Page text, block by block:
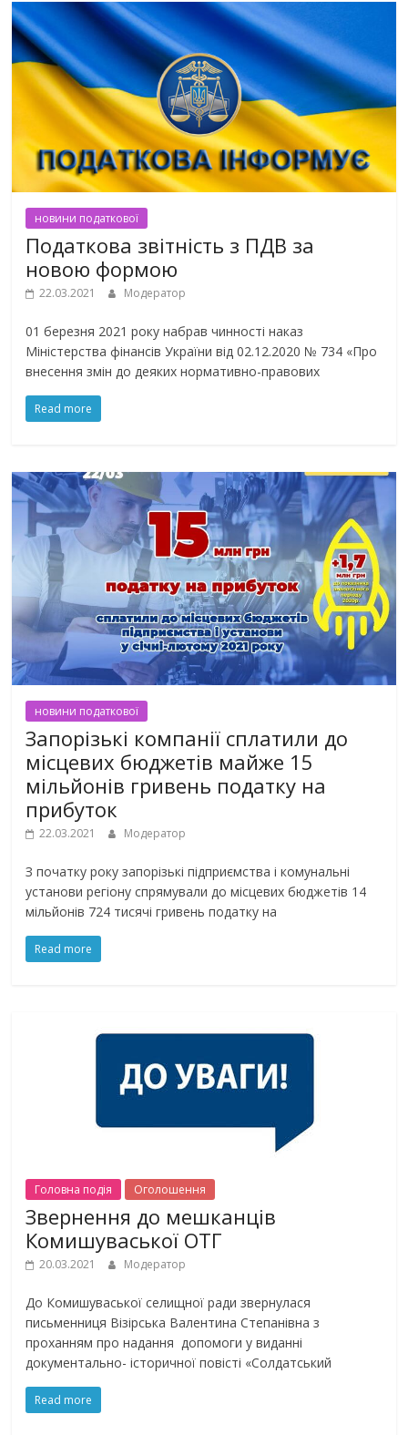
новини податкової
Податкова звітність з ПДВ за
новою формою
22.03.2021 Модератор
01 березня 2021 року набрав чинності наказ
Міністерства фінансів України від 02.12.2020 № 734 «Про
внесення змін до деяких нормативно-правових
Read more
новини податкової
Запорізькі компанії сплатили до
місцевих бюджетів майже 15
мільйонів гривень податку на
прибуток
22.03.2021 Модератор
З початку року запорізькі підприємства і комунальні
установи регіону спрямували до місцевих бюджетів 14
мільйонів 724 тисячі гривень податку на
Read more
Головна подiя Оголошення
Звернення до мешканців
Комишуваської ОТГ
20.03.2021 Модератор
До Комишуваської селищної ради звернулася
письменниця Візірська Валентина Степанівна з
проханням про надання допомоги у виданні
документально- історичної повісті «Солдатський
Read more